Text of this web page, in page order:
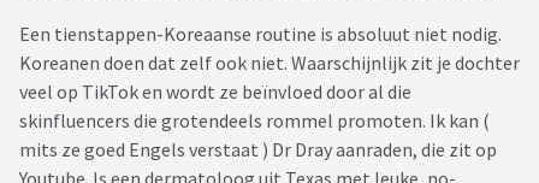
Een tienstappen-Koreaanse routine is absoluut niet nodig.
Koreanen doen dat zelf ook niet. Waarschijnlijk zit je dochter
veel op TikTok en wordt ze beïnvloed door al die
skinfluencers die grotendeels rommel promoten. Ik kan (
mits ze goed Engels verstaat ) Dr Dray aanraden, die zit op